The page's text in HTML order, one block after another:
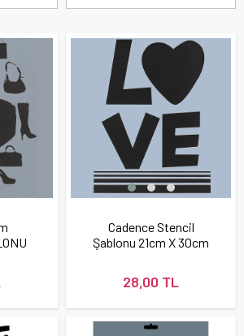
Cadence Stencil
Şablonu 21cm X 30cm
28,00 TL